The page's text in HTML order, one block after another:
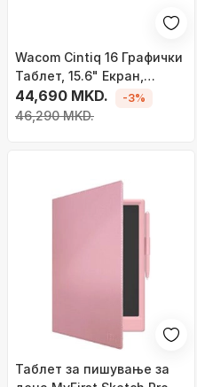
Wacom Cintiq 16 Графички
Таблет, 15.6" Екран,
1920x1080, Црн
44,690 MKD.
46,290 MKD.
-3%
Таблет за пишување за